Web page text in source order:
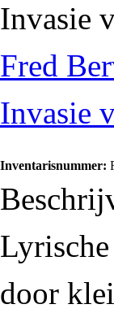
Invasie
Fred
Invasie
Inventarisnummer:
door